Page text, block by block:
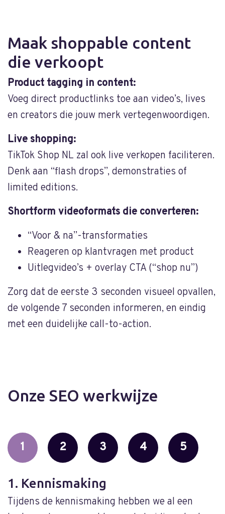
Maak shoppable content
die verkoopt
Product tagging in content:
Voeg direct productlinks toe aan video’s, lives
en creators die jouw merk vertegenwoordigen.
Live shopping:
TikTok Shop NL zal ook live verkopen faciliteren.
Denk aan “flash drops”, demonstraties of
limited editions.
Shortform videoformats die converteren:
“Voor & na”-transformaties
Reageren op klantvragen met product
Uitlegvideo’s + overlay CTA (“shop nu”)
Zorg dat de eerste 3 seconden visueel opvallen,
de volgende 7 seconden informeren, en eindig
met een duidelijke call-to-action.
Onze SEO werkwijze
1. Kennismaking
Tijdens de kennismaking hebben we al een
1 2 3 4 5